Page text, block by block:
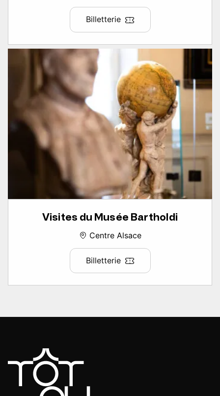
Billetterie
Visites du Musée Bartholdi
Centre Alsace
Billetterie